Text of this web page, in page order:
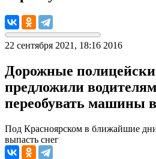
22 сентября 2021, 18:16 2016
Дорожные
предложили
переобувать машины
Под Красноярском в ближайшие
выпасть снег